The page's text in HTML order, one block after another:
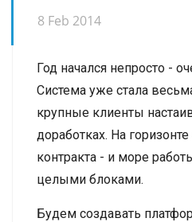
8 Feb 2014
Год начался непросто -
Система уже стала
крупные клиенты
доработках. На
контракта - и море
целыми блоками.
Будем создавать